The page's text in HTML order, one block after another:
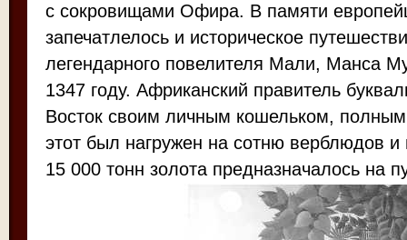
с сокровищами Офира. В памяти
запечатлелось и историческое
легендарного повелителя Мали, Манса
1347 году. Африканский правитель
Восток своим личным кошельком,
этот был нагружен на сотню верблюдов и
15 000 тонн золота предназначалось на